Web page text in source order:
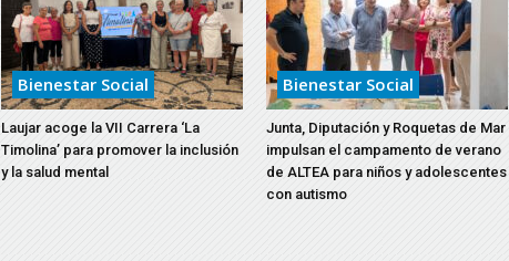
Bienestar Social
Laujar acoge la VII Carrera ‘La
Timolina’ para promover la inclusión
y la salud mental
Bienestar Social
Junta, Diputación y Roquetas de Mar
impulsan el campamento de verano
de ALTEA para niños y adolescentes
con autismo